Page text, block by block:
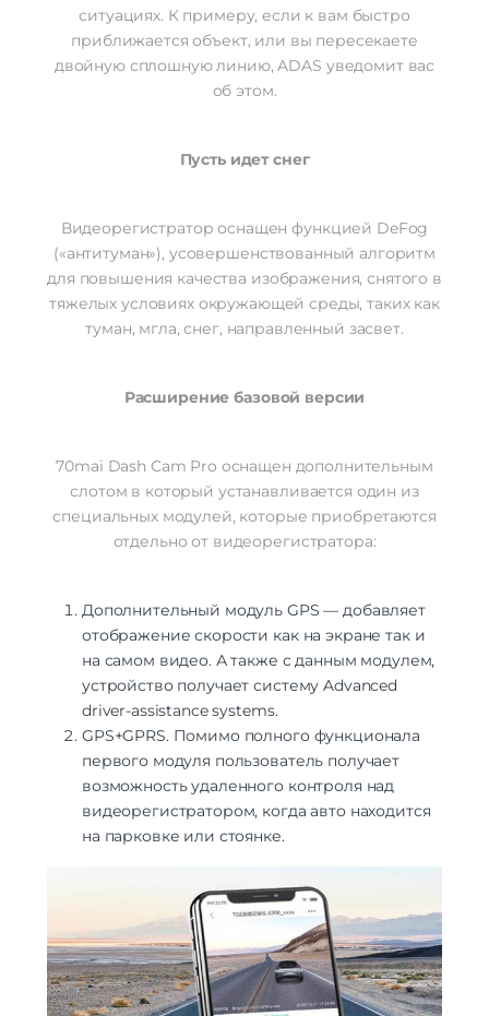
ситуациях. К примеру, если к вам быстро
приближается объект, или вы пересекаете
двойную сплошную линию, ADAS уведомит вас
об этом.
Пусть идет снег
Видеорегистратор оснащен функцией DeFog
(«антитуман»), усовершенствованный алгоритм
для повышения качества изображения, снятого в
тяжелых условиях окружающей среды, таких как
туман, мгла, снег, направленный засвет.
Расширение базовой версии
70mai Dash Cam Pro оснащен дополнительным
слотом в который устанавливается один из
специальных модулей, которые приобретаются
отдельно от видеорегистратора:
Дополнительный модуль GPS — добавляет
отображение скорости как на экране так и
на самом видео. А также с данным модулем,
устройство получает систему Advanced
driver-assistance systems.
GPS+GPRS. Помимо полного функционала
первого модуля пользователь получает
возможность удаленного контроля над
видеорегистратором, когда авто находится
на парковке или стоянке.